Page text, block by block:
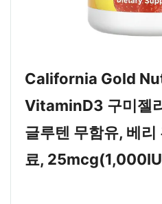
California Gold
VitaminD3 구미젤
글루텐 무함유, 베리
료,